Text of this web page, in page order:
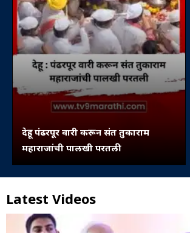
देहू : पंढरपूर वारी करून संत तुकाराम
महाराजांची पालखी परतली
Latest Videos